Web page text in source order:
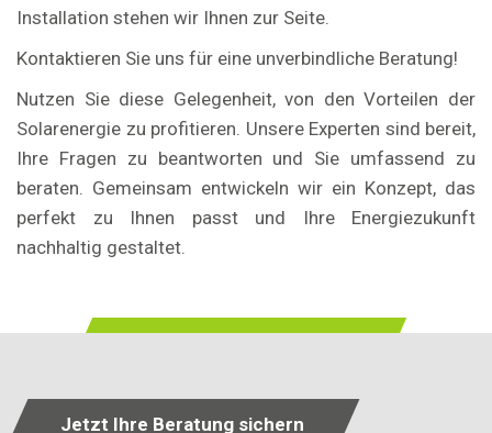
Installation stehen wir Ihnen zur Seite.
Kontaktieren Sie uns für eine unverbindliche Beratung!
Nutzen Sie diese Gelegenheit, von den Vorteilen der
Solarenergie zu profitieren. Unsere Experten sind bereit,
Ihre Fragen zu beantworten und Sie umfassend zu
beraten. Gemeinsam entwickeln wir ein Konzept, das
perfekt zu Ihnen passt und Ihre Energiezukunft
nachhaltig gestaltet.
Jetzt Ihre Beratung sichern